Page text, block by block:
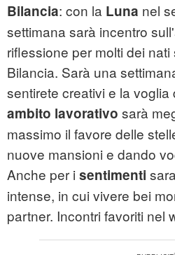
Bilancia: con la Luna nel
settimana sarà incentro
riflessione per molti dei
Bilancia. Sarà una
sentirete creativi e la voglia
ambito lavorativo sarà
massimo il favore delle
nuove mansioni e dando
Anche per i sentimenti
intense, in cui vivere bei
partner. Incontri favoriti nel